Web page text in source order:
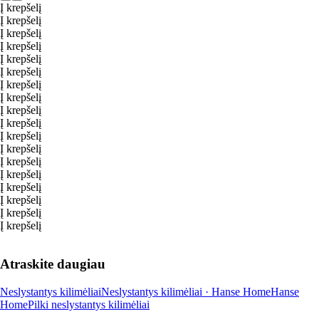
Į krepšelį
Į krepšelį
Į krepšelį
Į krepšelį
Į krepšelį
Į krepšelį
Į krepšelį
Į krepšelį
Į krepšelį
Į krepšelį
Į krepšelį
Į krepšelį
Į krepšelį
Į krepšelį
Į krepšelį
Į krepšelį
Į krepšelį
Į krepšelį
Atraskite daugiau
Neslystantys kilimėliaiNeslystantys kilimėliai · Hanse HomeHanse
HomePilki neslystantys kilimėliai